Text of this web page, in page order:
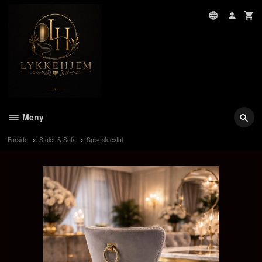
Meny
Forside Stoler & Sofa Spisestuestol